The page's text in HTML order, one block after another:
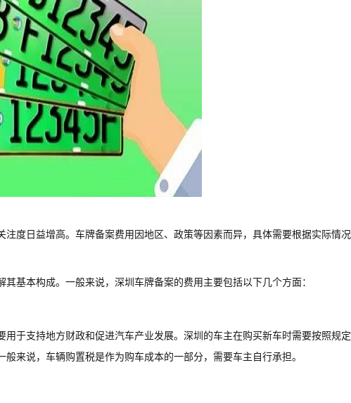
度日益增高。车牌备案费用因地区、政策等因素而异，具体需要根据实际情
基本构成。一般来说，深圳车牌备案的费用主要包括以下几个方面：
于支持地方财政和促进汽车产业发展。深圳的车主在购买新车时需要按照规
来说，车辆购置税是作为购车成本的一部分，需要车主自行承担。